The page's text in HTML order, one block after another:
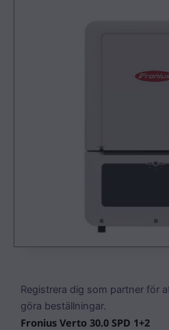
Registrera dig som partner för
göra beställningar.
Fronius Verto 30.0 SPD 1+2